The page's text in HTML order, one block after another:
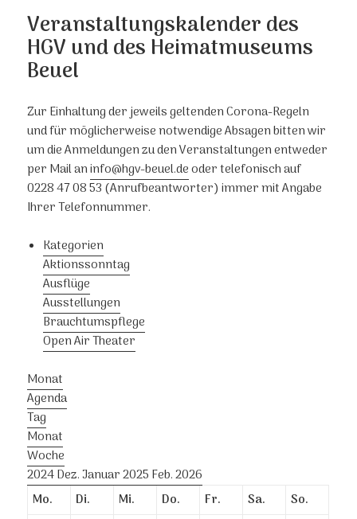
Veranstaltungskalender des
HGV und des Heimatmuseums
Beuel
Zur Einhaltung der jeweils geltenden Corona-Regeln
und für möglicherweise notwendige Absagen bitten wir
um die Anmeldungen zu den Veranstaltungen entweder
per Mail aninfo@hgv-beuel.deoder telefonisch auf
0228 47 08 53 (Anrufbeantworter) immer mit Angabe
Ihrer Telefonnummer.
Kategorien
Aktionssonntag
Ausflüge
Ausstellungen
Brauchtumspflege
Open Air Theater
Monat
Agenda
Tag
Monat
Woche
2024Dez.Januar 2025 Feb.2026
Mo.
Di. Mi. Do. Fr. Sa.
So.